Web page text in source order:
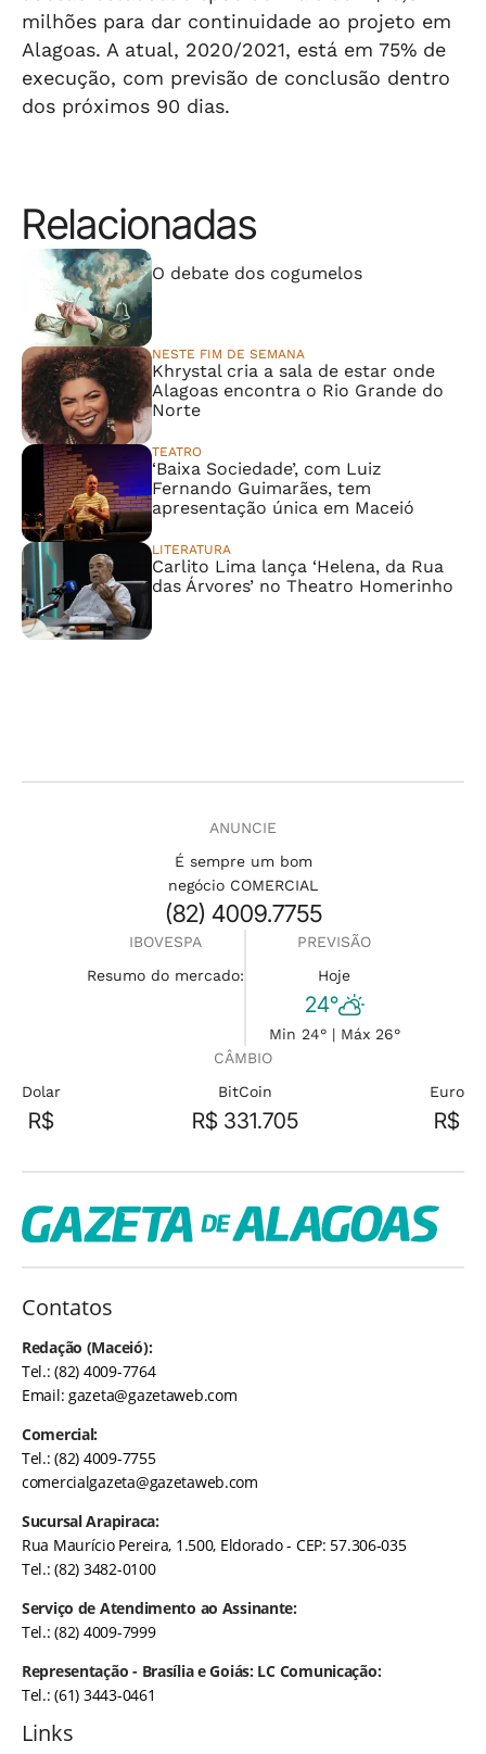
milhões para dar continuidade ao projeto em
Alagoas. A atual, 2020/2021, está em 75% de
execução, com previsão de conclusão dentro
dos próximos 90 dias.
Relacionadas
O debate dos cogumelos
NESTE FIM DE SEMANA
Khrystal cria a sala de estar onde
Alagoas encontra o Rio Grande do
Norte
TEATRO
‘Baixa Sociedade’, com Luiz
Fernando Guimarães, tem
apresentação única em Maceió
LITERATURA
Carlito Lima lança ‘Helena, da Rua
das Árvores’ no Theatro Homerinho
ANUNCIE
É sempre um bom
negócio COMERCIAL
(82) 4009.7755
IBOVESPA
Resumo do mercado:
PREVISÃO
Hoje
24°
Min 24° | Máx 26°
CÂMBIO
Dolar
R$
BitCoin
R$ 331.705
Euro
R$
Contatos
Redação (Maceió):
Tel.: (82) 4009-7764
Email:gazeta@gazetaweb.com
Comercial:
Tel.: (82) 4009-7755
comercialgazeta@gazetaweb.com
Sucursal Arapiraca:
Rua Maurício Pereira, 1.500, Eldorado - CEP: 57.306-035
Tel.: (82) 3482-0100
Serviço de Atendimento ao Assinante:
Tel.: (82) 4009-7999
Representação - Brasília e Goiás: LC Comunicação:
Tel.: (61) 3443-0461
Links